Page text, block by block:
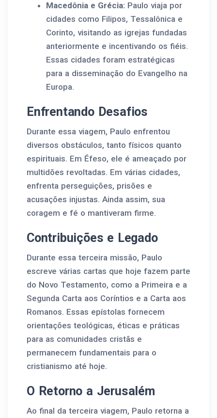
Macedônia e Grécia: Paulo viaja por
cidades como Filipos, Tessalônica e
Corinto, visitando as igrejas fundadas
anteriormente e incentivando os fiéis.
Essas cidades foram estratégicas
para a disseminação do Evangelho na
Europa.
Enfrentando Desafios
Durante essa viagem, Paulo enfrentou
diversos obstáculos, tanto físicos quanto
espirituais. Em Éfeso, ele é ameaçado por
multidões revoltadas. Em várias cidades,
enfrenta perseguições, prisões e
acusações injustas. Ainda assim, sua
coragem e fé o mantiveram firme.
Contribuições e Legado
Durante essa terceira missão, Paulo
escreve várias cartas que hoje fazem parte
do Novo Testamento, como a Primeira e a
Segunda Carta aos Coríntios e a Carta aos
Romanos. Essas epístolas fornecem
orientações teológicas, éticas e práticas
para as comunidades cristãs e
permanecem fundamentais para o
cristianismo até hoje.
O Retorno a Jerusalém
Ao final da terceira viagem, Paulo retorna a